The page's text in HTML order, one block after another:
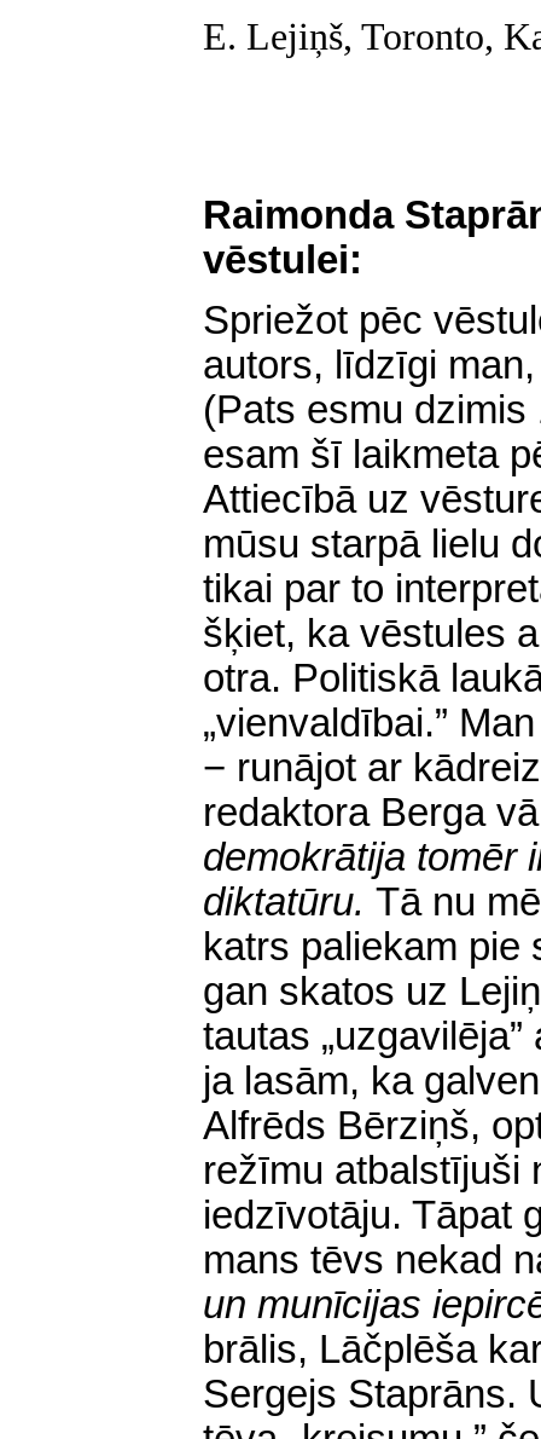
E. Lejiņš, Toronto,
Raimonda
vēstulei:
Spriežot pēc
autors, līdzīgi
(Pats esmu dzimis
esam šī laikmeta
Attiecībā uz
mūsu starpā lielu
tikai par to
šķiet, ka vēstules
otra. Politiskā
„vienvaldībai.”
− runājot ar
redaktora Berga
demokrātija tomēr
diktatūru. Tā nu
katrs paliekam pie
gan skatos uz
tautas
ja lasām, ka
Alfrēds Bērziņš,
režīmu atbalstījuši
iedzīvotāju. Tāpat
mans tēvs nekad
un munīcijas
brālis, Lāčplēša
Sergejs Staprāns.